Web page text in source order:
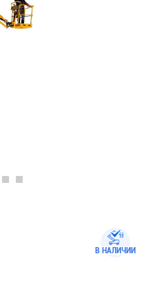
В НАЛИЧИИ